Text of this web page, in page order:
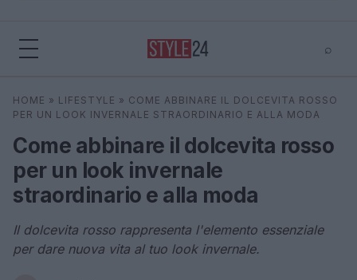
⌕
Cerca ⌕ ×
HOME » LIFESTYLE » COME ABBINARE IL DOLCEVITA ROSSO
PER UN LOOK INVERNALE STRAORDINARIO E ALLA MODA
Come abbinare il dolcevita rosso
per un look invernale
straordinario e alla moda
Il dolcevita rosso rappresenta l'elemento essenziale
per dare nuova vita al tuo look invernale.